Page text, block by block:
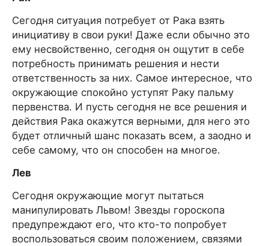
Сегодня ситуация потребует от Рака взять
инициативу в свои руки! Даже если обычно это
ему несвойственно, сегодня он ощутит в себе
потребность принимать решения и нести
ответственность за них. Самое интересное, что
окружающие спокойно уступят Раку пальму
первенства. И пусть сегодня не все решения и
действия Рака окажутся верными, для него это
будет отличный шанс показать всем, а заодно и
себе самому, что он способен на многое.
Лев
Сегодня окружающие могут пытаться
манипулировать Львом! Звезды гороскопа
предупреждают его, что кто-то попробует
воспользоваться своим положением, связями